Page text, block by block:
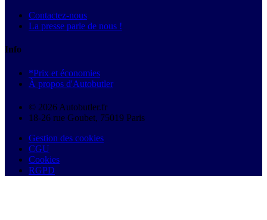
Contactez-nous
La presse parle de nous !
Info
*Prix et économies
À propos d'Autobutler
© 2026 Autobutler.fr
18-26 rue Goubet, 75019 Paris
Gestion des cookies
CGU
Cookies
RGPD